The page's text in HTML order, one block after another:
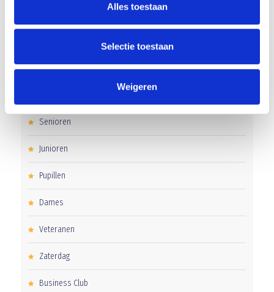
Alles toestaan
Selectie toestaan
Weigeren
Uitnodiging voor de EXTRA Algemene Ledenvergadering
CATEGORIEËN
Senioren
Junioren
Pupillen
Dames
Veteranen
Zaterdag
Business Club